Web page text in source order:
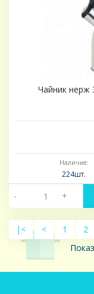
Чайник нерж
Наличие:
224шт.
- +
|< < 1 2